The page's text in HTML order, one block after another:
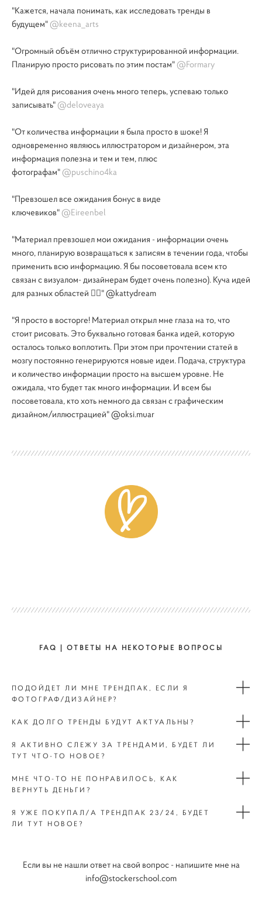
"Кажется, начала понимать, как исследовать тренды в
будущем" @keena_arts
"Огромный объём отлично структурированной информации.
Планирую просто рисовать по этим постам" @Formary
"Идей для рисования очень много теперь, успеваю только
записывать" @deloveaya
"От количества информации я была просто в шоке! Я
одновременно являюсь иллюстратором и дизайнером, эта
информация полезна и тем и тем, плюс
фотографам" @puschino4ka
"Превзошел все ожидания бонус в виде
ключевиков" @Eireenbel
"Материал превзошел мои ожидания - информации очень
много, планирую возвращаться к записям в течении года, чтобы
применить всю информацию. Я бы посоветовала всем кто
связан с визуалом- дизайнерам будет очень полезно). Куча идей
для разных областей 👍🏼"@kattydream
"Я просто в восторге! Материал открыл мне глаза на то, что
стоит рисовать. Это буквально готовая банка идей, которую
осталось только воплотить. При этом при прочтении статей в
мозгу постоянно генерируются новые идеи. Подача, структура
и количество информации просто на высшем уровне. Не
ожидала, что будет так много информации. И всем бы
посоветовала, кто хоть немного да связан с графическим
дизайном/иллюстрацией"@oksi.muar
FAQ | ОТВЕТЫ НА НЕКОТОРЫЕ ВОПРОСЫ
ПОДОЙДЕТ ЛИ МНЕ ТРЕНДПАК, ЕСЛИ Я
ФОТОГРАФ/ДИЗАЙНЕР?
КАК ДОЛГО ТРЕНДЫ БУДУТ АКТУАЛЬНЫ?
Я АКТИВНО СЛЕЖУ ЗА ТРЕНДАМИ, БУДЕТ ЛИ
ТУТ ЧТО-ТО НОВОЕ?
МНЕ ЧТО-ТО НЕ ПОНРАВИЛОСЬ, КАК
ВЕРНУТЬ ДЕНЬГИ?
Я УЖЕ ПОКУПАЛ/А ТРЕНДПАК 23/24, БУДЕТ
ЛИ ТУТ НОВОЕ?
Если вы не нашли ответ на свой вопрос - напишите мне на
info@stockerschool.com